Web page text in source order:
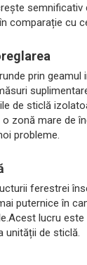
semnificativ
comparație cu
prin geamul
de sticlă
zonă mare de
probleme.
ferestrei
puternice în
lucru
unității de sticlă.